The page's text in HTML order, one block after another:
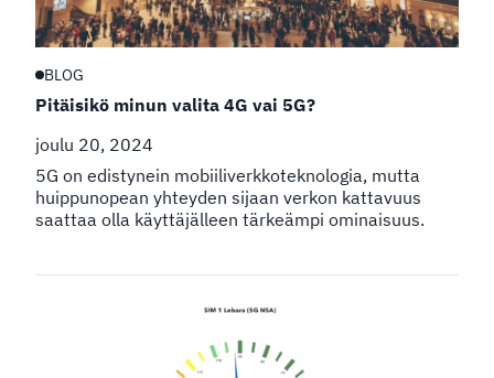
BLOG
Pitäisikö minun valita 4G vai 5G?
joulu 20, 2024
5G on edistynein mobiiliverkkoteknologia, mutta
huippunopean yhteyden sijaan verkon kattavuus
saattaa olla käyttäjälleen tärkeämpi ominaisuus.